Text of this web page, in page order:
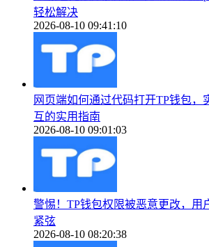
轻松解决
2026-08-10 09:41:10
网页端如何通过代码打开TP钱包，
互的实用指南
2026-08-10 09:01:03
警惕！TP钱包权限被恶意更改，用
紧弦
2026-08-10 08:20:38